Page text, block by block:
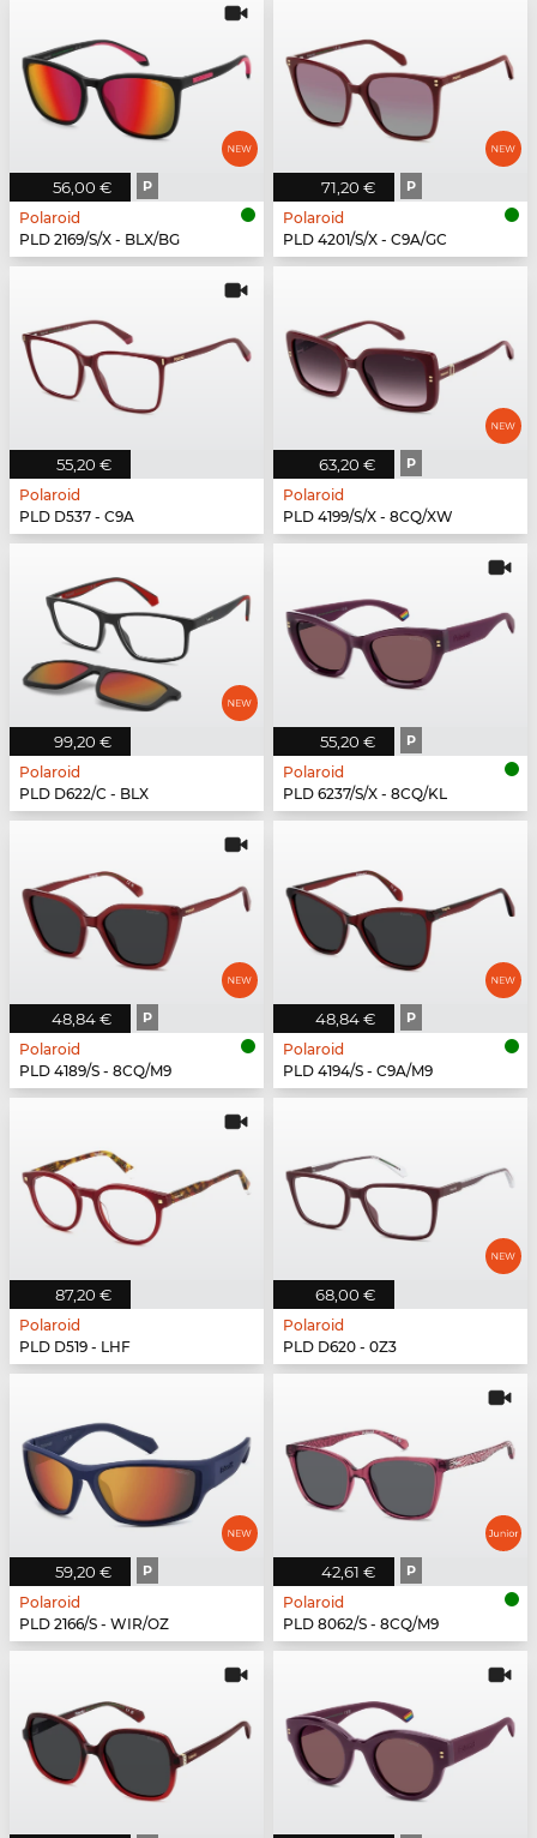
56,00 € P
Polaroid
PLD 2169/S/X - BLX/BG
71,20 € P
Polaroid
PLD 4201/S/X - C9A/GC
55,20 €
Polaroid
PLD D537 - C9A
63,20 € P
Polaroid
PLD 4199/S/X - 8CQ/XW
99,20 €
Polaroid
PLD D622/C - BLX
55,20 € P
Polaroid
PLD 6237/S/X - 8CQ/KL
48,84 € P
Polaroid
PLD 4189/S - 8CQ/M9
48,84 € P
Polaroid
PLD 4194/S - C9A/M9
87,20 €
Polaroid
PLD D519 - LHF
68,00 €
Polaroid
PLD D620 - 0Z3
59,20 € P
Polaroid
PLD 2166/S - WIR/OZ
42,61 € P
Polaroid
PLD 8062/S - 8CQ/M9